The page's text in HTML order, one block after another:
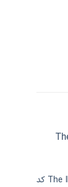
مندی لگو 580 تکه ماینکرافت مدل The Illager Raid کد